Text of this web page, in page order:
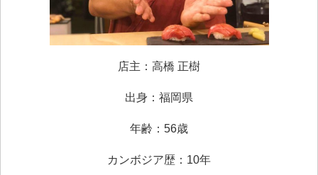
店主：高橋 正樹
出身：福岡県
年齢：56歳
カンボジア歴：10年